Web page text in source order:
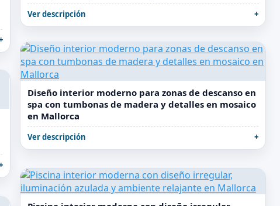
Ver descripción
Diseño interior moderno para zonas de descanso en
spa con tumbonas de madera y detalles en mosaico
en Mallorca
Ver descripción